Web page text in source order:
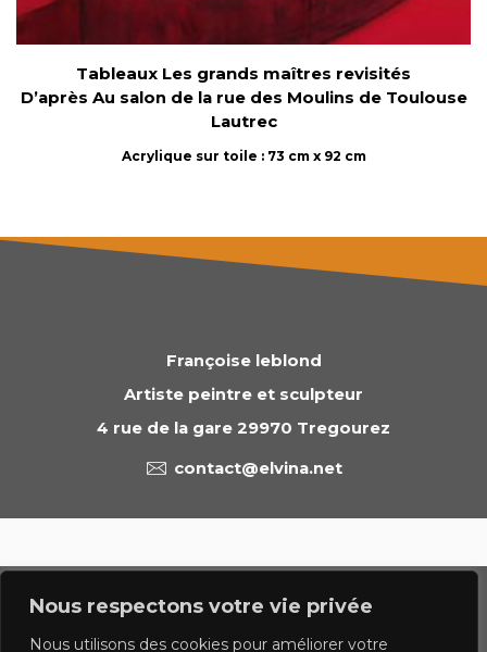
Nous respectons votre vie privée
Nous utilisons des cookies pour améliorer votre
Tableaux Les grands maîtres revisités
D’après Au salon de la rue des Moulins de Toulouse
Lautrec
Acrylique sur toile : 73 cm x 92 cm
Françoise leblond
Artiste peintre et sculpteur
4 rue de la gare 29970 Tregourez
contact@elvina.net
Politique de confidentialite Mentions légales